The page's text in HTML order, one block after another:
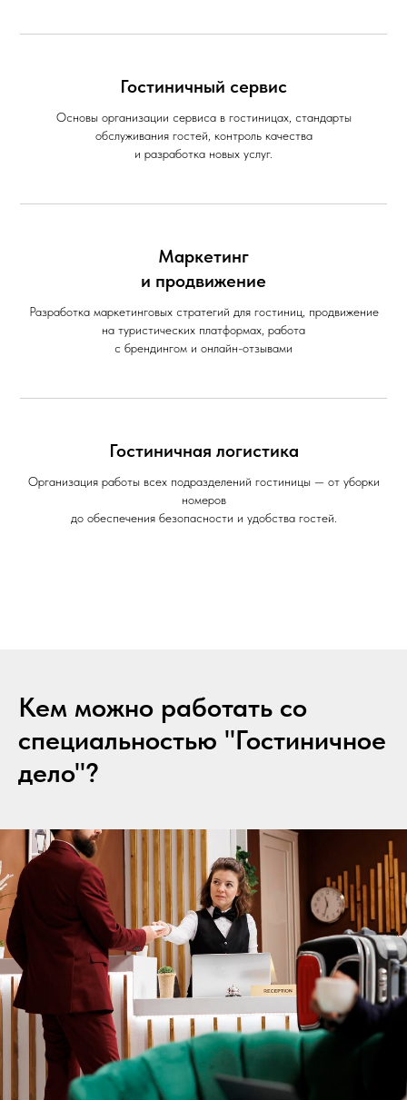
Гостиничный сервис
Основы организации сервиса в гостиницах, стандарты
обслуживания гостей, контроль качества
и разработка новых услуг.
Маркетинг
и продвижение
Разработка маркетинговых стратегий для гостиниц, продвижение
на туристических платформах, работа
с брендингом и онлайн-отзывами
Гостиничная логистика
Организация работы всех подразделений гостиницы — от уборки
номеров
до обеспечения безопасности и удобства гостей.
Кем можно работать со
специальностью "Гостиничное
дело"?